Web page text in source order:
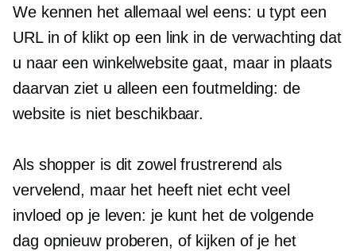
We kennen het allemaal wel eens: u typt een
URL in of klikt op een link in de verwachting dat
u naar een winkelwebsite gaat, maar in plaats
daarvan ziet u alleen een foutmelding: de
website is niet beschikbaar.
Als shopper is dit zowel frustrerend als
vervelend, maar het heeft niet echt veel
invloed op je leven: je kunt het de volgende
dag opnieuw proberen, of kijken of je het